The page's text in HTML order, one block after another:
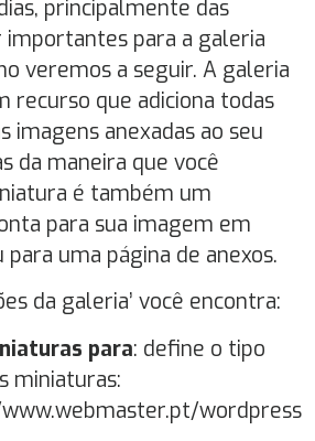
principalmente das
importantes para a galeria
veremos a seguir. A galeria
recurso que adiciona todas
imagens anexadas ao seu
da maneira que você
é também um
para sua imagem em
uma página de anexos.
da galeria’ você encontra:
para: define o tipo
miniaturas:
wordpress